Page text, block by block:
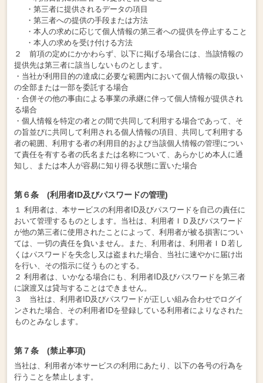
・第三者に提供されるデータの項目
・第三者への提供の手段または方法
・本人の求めに応じて個人情報の第三者への提供を停止すること
・本人の求めを受け付ける方法
２ 前項の定めにかかわらず、以下に掲げる場合には、当該情報の
提供先は第三者に該当しないものとします。
・当社が利用目的の達成に必要な範囲内において個人情報の取扱い
の全部または一部を委託する場合
・合併その他の事由による事業の承継に伴って個人情報が提供され
る場合
・個人情報を特定の者との間で共同して利用する場合であって、そ
の旨並びに共同して利用される個人情報の項目、共同して利用する
者の範囲、利用する者の利用目的および当該個人情報の管理につい
て責任を有する者の氏名または名称について、あらかじめ本人に通
知し、または本人が容易に知り得る状態に置いた場合
第６条 (利用者ID及びパスワードの管理)
１ 利用者は、本サービスの利用者ID及びパスワードを自己の責任に
おいて管理するものとします。当社は、利用者ＩＤ及びパスワード
が他の第三者に使用されたことによって、利用者が被る損害につい
ては、一切の責任を負いません。また、利用者は、利用者ＩＤ若し
くはパスワードを失念し又は盗まれた場合、当社に速やかに届け出
を行い、その指示に従うものとする。
２ 利用者は、いかなる場合にも、利用者ID及びパスワードを第三者
に譲渡又は貸与することはできません。
３ 当社は、利用者ID及びパスワードが正しい組み合わせでログイ
ンされた場合、その利用者IDを登録している利用者によりなされた
ものとみなします。
第７条 (禁止事項)
当社は、利用者が本サービスの利用にあたり、以下の各号の行為を
行うことを禁止します。